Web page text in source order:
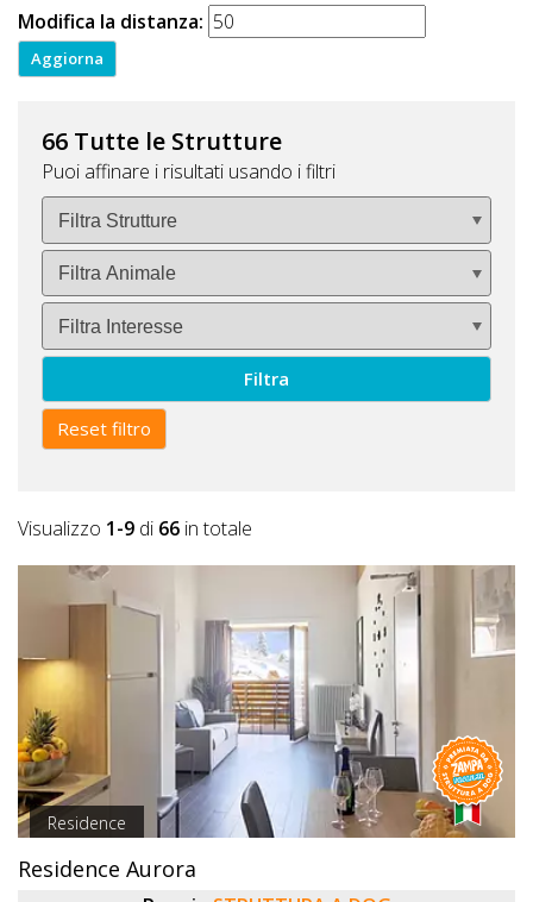
Modifica la distanza:
66 Tutte le Strutture
Puoi affinare i risultati usando i filtri
Filtra
Reset filtro
Visualizzo 1-9 di 66 in totale
Residence
Residence Aurora